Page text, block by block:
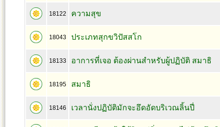
18122 ความสุข
18043 ประเภทสุกขวิปัสสโก
18133 อาการที่เจอ ต้องผ่านสำหรับผู้ปฏิบัติ สมาธิ
18195 สมาธิ
18146 เวลานั่งปฏิบัติมักจะอึดอัดบริเวณลิ้นปี่